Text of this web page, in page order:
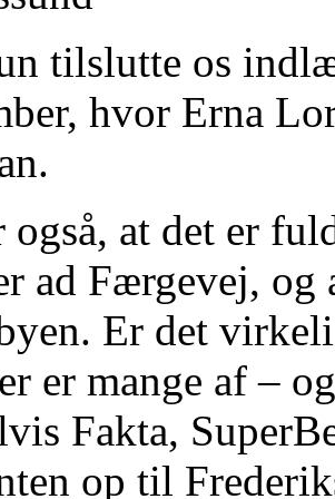
tilslutte os
hvor Erna
også, at det er
ad Færgevej, og
Er det
er mange af –
Fakta,
op til